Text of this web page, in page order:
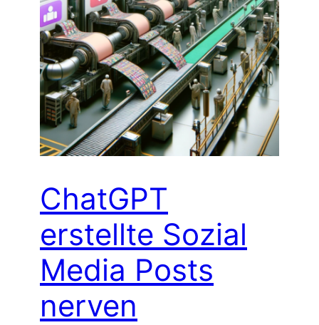
ChatGPT
erstellte Sozial
Media Posts
nerven